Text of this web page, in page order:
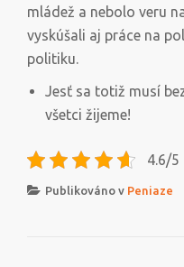
mládež a nebolo veru
vyskúšali aj práce na
politiku.
Jesť sa totiž musí
všetci žijeme!
4.6/5
Publikováno v Peniaze